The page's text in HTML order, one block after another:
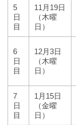
5
日
目
11月19日
（木曜
日）
6
日
目
12月3日
（木曜
日）
7
日
目
1月15日
（金曜
日）